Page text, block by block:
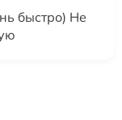
быстро) Не